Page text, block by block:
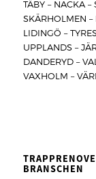
TÄBY – NACKA
SKÄRHOLMEN –
LIDINGÖ –
UPPLANDS –
DANDERYD –
VAXHOLM –
BRANSCHEN